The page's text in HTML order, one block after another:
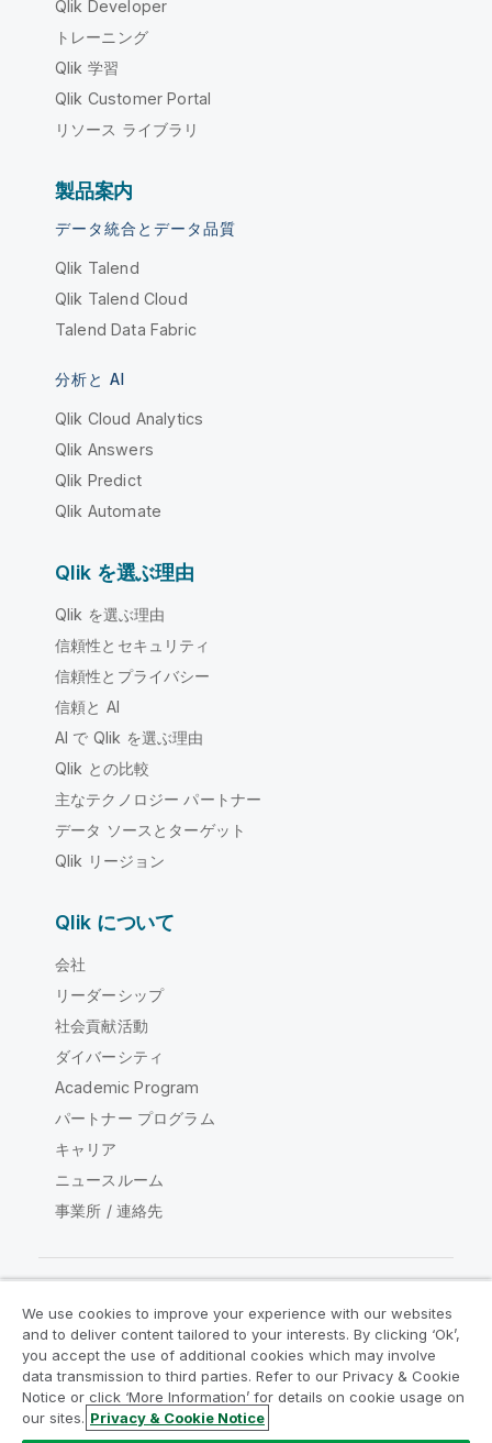
Qlik Developer
トレーニング
Qlik 学習
Qlik Customer Portal
リソース ライブラリ
製品案内
データ統合とデータ品質
Qlik Talend
Qlik Talend Cloud
Talend Data Fabric
分析と AI
Qlik Cloud Analytics
Qlik Answers
Qlik Predict
Qlik Automate
Qlik を選ぶ理由
Qlik を選ぶ理由
信頼性とセキュリティ
信頼性とプライバシー
信頼と AI
AI で Qlik を選ぶ理由
Qlik との比較
主なテクノロジー パートナー
データ ソースとターゲット
Qlik リージョン
Qlik について
会社
リーダーシップ
社会貢献活動
ダイバーシティ
Academic Program
パートナー プログラム
キャリア
ニュースルーム
事業所 / 連絡先
Qlik コミュニティ
法的契約 製品規約
Legal Policies
リーガルポリシー
利用規約
We use cookies to improve your experience with our websites
and to deliver content tailored to your interests. By clicking ‘Ok’,
you accept the use of additional cookies which may involve
data transmission to third parties. Refer to our Privacy & Cookie
Notice or click ‘More Information’ for details on cookie usage on
our sites. Privacy & Cookie Notice